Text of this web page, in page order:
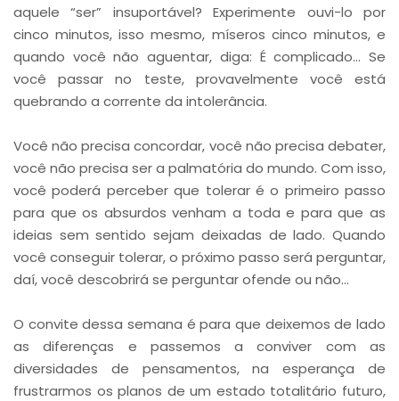
aquele “ser” insuportável? Experimente ouvi-lo por
cinco minutos, isso mesmo, míseros cinco minutos, e
quando você não aguentar, diga: É complicado... Se
você passar no teste, provavelmente você está
quebrando a corrente da intolerância.
Você não precisa concordar, você não precisa debater,
você não precisa ser a palmatória do mundo. Com isso,
você poderá perceber que tolerar é o primeiro passo
para que os absurdos venham a toda e para que as
ideias sem sentido sejam deixadas de lado. Quando
você conseguir tolerar, o próximo passo será perguntar,
daí, você descobrirá se perguntar ofende ou não...
O convite dessa semana é para que deixemos de lado
as diferenças e passemos a conviver com as
diversidades de pensamentos, na esperança de
frustrarmos os planos de um estado totalitário futuro,